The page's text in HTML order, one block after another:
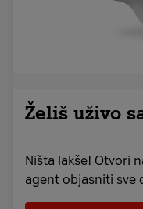
Želiš uživo
Ništa lakše! Otvori
agent objasniti sve